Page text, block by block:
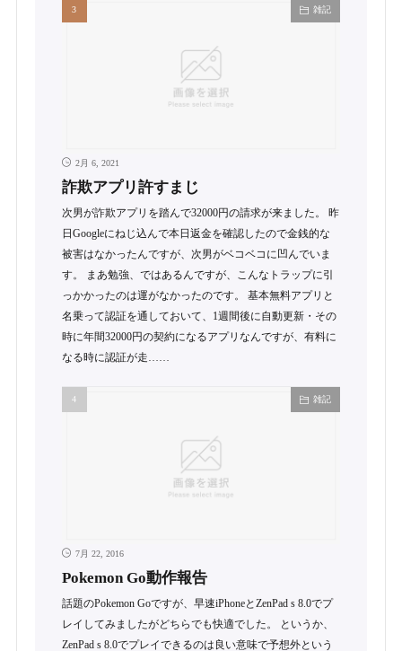
雑記
2月 6, 2021
詐欺アプリ許すまじ
次男が詐欺アプリを踏んで32000円の請求が来ました。 昨
日Googleにねじ込んで本日返金を確認したので金銭的な
被害はなかったんですが、次男がベコベコに凹んでいま
す。 まあ勉強、ではあるんですが、こんなトラップに引
っかかったのは運がなかったのです。 基本無料アプリと
名乗って認証を通しておいて、1週間後に自動更新・その
時に年間32000円の契約になるアプリなんですが、有料に
なる時に認証が走……
雑記
7月 22, 2016
Pokemon Go動作報告
話題のPokemon Goですが、早速iPhoneとZenPad s 8.0でプ
レイしてみましたがどちらでも快適でした。 というか、
ZenPad s 8.0でプレイできるのは良い意味で予想外という